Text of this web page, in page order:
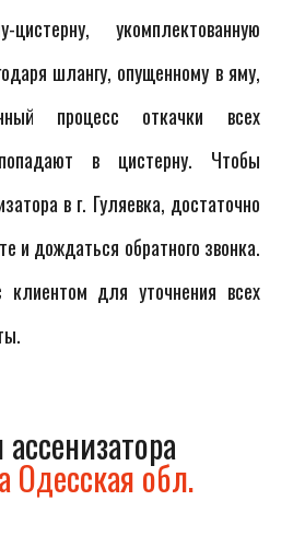
укомплектованную
шлангу, опущенному в яму,
процесс откачки всех
в цистерну. Чтобы
в г. Гуляевка, достаточно
и дождаться обратного звонка.
для уточнения всех
Одесская обл.